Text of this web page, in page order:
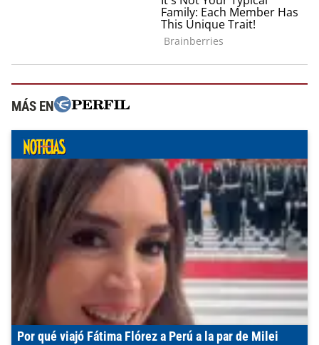
MÁS EN
Por qué viajó Fátima Flórez a Perú a la par de Milei